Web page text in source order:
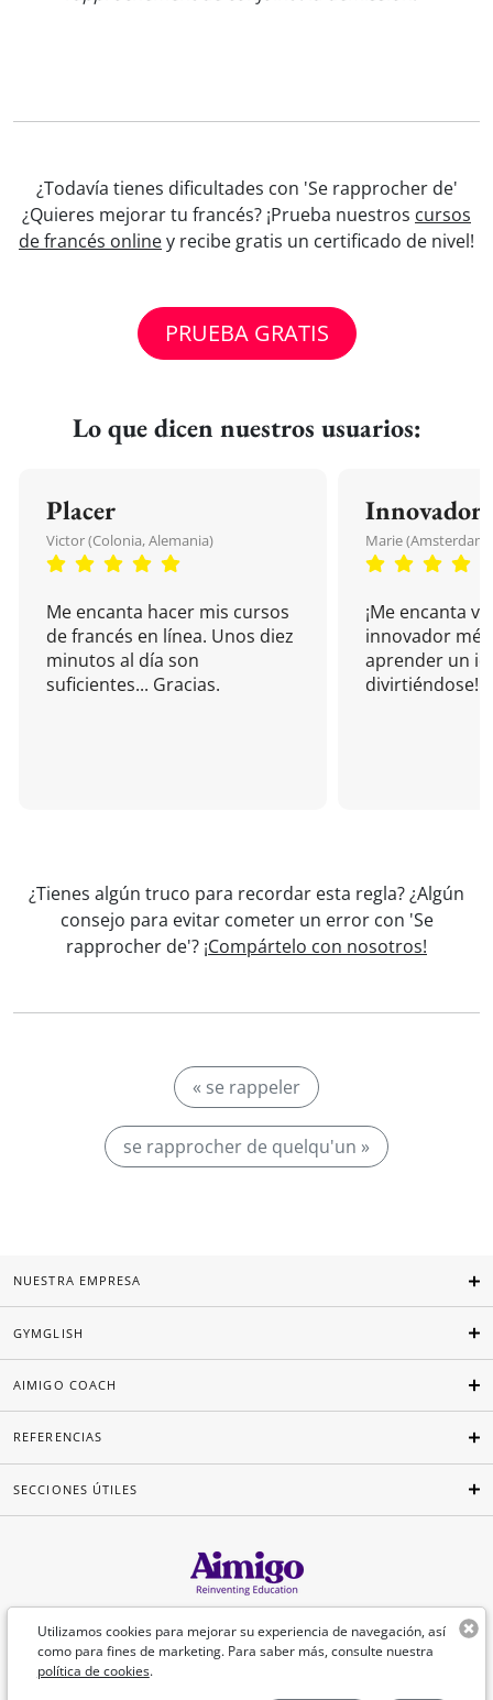
¿Todavía tienes dificultades con 'Se rapprocher de'
¿Quieres mejorar tu francés? ¡Prueba nuestros cursos
de francés onliney recibe gratis un certificado de nivel!
PRUEBA GRATIS
Lo que dicen nuestros usuarios:
Placer
Victor (Colonia, Alemania)
Me encanta hacer mis cursos
de francés en línea. Unos diez
minutos al día son
suficientes... Gracias.
Innovador
Marie (Amsterdam,
¡Me encanta
innovador
aprender un
divirtiéndose!
¿Tienes algún truco para recordar esta regla? ¿Algún
consejo para evitar cometer un error con 'Se
rapprocher de'? ¡Compártelo con nosotros!
« se rappeler
se rapprocher de quelqu'un »
Utilizamos cookies para mejorar su experiencia de navegación, así
como para fines de marketing. Para saber más, consulte nuestra
política de cookies.
NUESTRA EMPRESA
GYMGLISH
AIMIGO COACH
REFERENCIAS
SECCIONES ÚTILES
Español